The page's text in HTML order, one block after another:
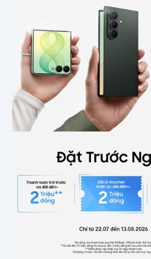
Tên của bạn*
Email
Lưu thông tin cho lần bình luận sau
Gửi bình luận